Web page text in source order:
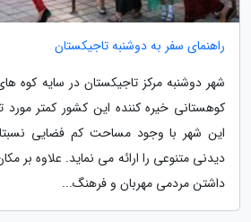
راهنمای سفر به دوشنبه تاجیکستان
شهر دوشنبه مرکز تاجیکستان در سایه کوه
کوهستانی خیره کننده این کشور کمتر مورد
این شهر با وجود مساحت کم فضایی
دیدنی متنوعی را ارائه می نماید. علاوه بر
داشتن مردمی مهربان و فرهنگ...